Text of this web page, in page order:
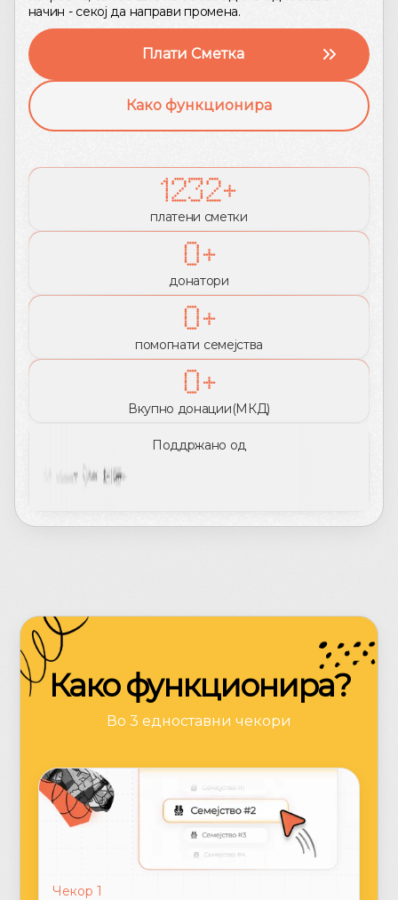
начин - секој да направи промена.
Плати Сметка
Како функционира
1232+
платени сметки
0+
донатори
0+
помогнати семејства
0+
Вкупно донации(МКД)
Поддржано од
Како функционира?
Во 3 едноставни чекори
Чекор 1